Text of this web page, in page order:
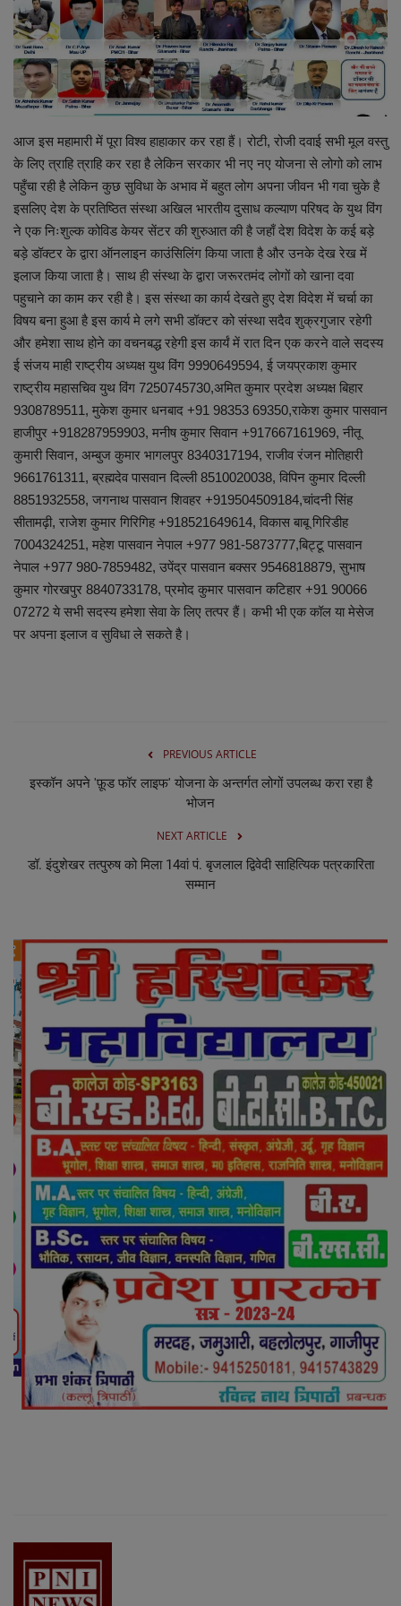
शिक्षा
स्वास्थ्य
व्यापार
रोजगार
NEWS
वीडियो
टेक वर्ल्ड
लाइफस्टाइल
Our Team
Contact us :
About us
Advertise with us
E-Paper
आज इस महामारी में पूरा विश्व हाहाकार कर रहा हैं। रोटी, रोजी दवाई सभी मूल वस्तु
के लिए त्राहि त्राहि कर रहा है लेकिन सरकार भी नए नए योजना से लोगो को लाभ
पहुँचा रही है लेकिन कुछ सुविधा के अभाव में बहुत लोग अपना जीवन भी गवा चुके है
इसलिए देश के प्रतिष्ठित संस्था अखिल भारतीय दुसाध कल्याण परिषद के युथ विंग
ने एक निःशुल्क कोविड केयर सेंटर की शुरुआत की है जहाँ देश विदेश के कई बड़े
बड़े डॉक्टर के द्वारा ऑनलाइन काउंसिलिंग किया जाता है और उनके देख रेख में
इलाज किया जाता है। साथ ही संस्था के द्वारा जरूरतमंद लोगों को खाना दवा
पहुचाने का काम कर रही है। इस संस्था का कार्य देखते हुए देश विदेश में चर्चा का
विषय बना हुआ है इस कार्य मे लगे सभी डॉक्टर को संस्था सदैव शुक्रगुजार रहेगी
और हमेशा साथ होने का वचनबद्ध रहेगी इस कार्यं में रात दिन एक करने वाले सदस्य
ई संजय माही राष्ट्रीय अध्यक्ष युथ विंग 9990649594, ई जयप्रकाश कुमार
राष्ट्रीय महासचिव युथ विंग 7250745730,अमित कुमार प्रदेश अध्यक्ष बिहार
9308789511, मुकेश कुमार धनबाद +91 98353 69350,राकेश कुमार पासवान
हाजीपुर +918287959903, मनीष कुमार सिवान +917667161969, नीतू
कुमारी सिवान, अम्बुज कुमार भागलपुर 8340317194, राजीव रंजन मोतिहारी
9661761311, ब्रह्मदेव पासवान दिल्ली 8510020038, विपिन कुमार दिल्ली
8851932558, जगनाथ पासवान शिवहर +919504509184,चांदनी सिंह
सीतामढ़ी, राजेश कुमार गिरिगिह +918521649614, विकास बाबू गिरिडीह
7004324251, महेश पासवान नेपाल +977 981-5873777,बिट्टू पासवान
नेपाल +977 980-7859482, उपेंद्र पासवान बक्सर 9546818879, सुभाष
कुमार गोरखपुर 8840733178, प्रमोद कुमार पासवान कटिहार +91 90066
07272 ये सभी सदस्य हमेशा सेवा के लिए तत्पर हैं। कभी भी एक कॉल या मेसेज
पर अपना इलाज व सुविधा ले सकते है।
PREVIOUS ARTICLE
इस्कॉन अपने 'फ़ूड फॉर लाइफ' योजना के अन्तर्गत लोगों उपलब्ध करा रहा है
भोजन
NEXT ARTICLE
डॉ. इंदुशेखर तत्पुरुष को मिला 14वां पं. बृजलाल द्विवेदी साहित्यिक पत्रकारिता
सम्मान